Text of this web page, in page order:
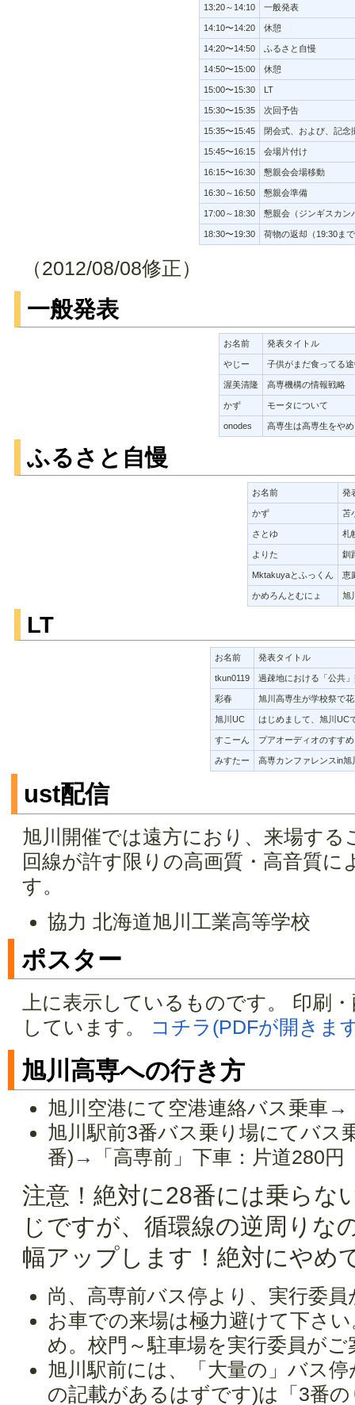
13:20～14:10 一般発表
14:10〜14:20 休憩
14:20〜14:50 ふるさと自慢
14:50〜15:00 休憩
15:00〜15:30 LT
15:30〜15:35 次回予告
15:35〜15:45 閉会式、および、記念
15:45〜16:15 会場片付け
16:15〜16:30 懇親会会場移動
16:30～16:50 懇親会準備
17:00～18:30 懇親会（ジンギスカン
18:30〜19:30 荷物の返却（19:30ま
（2012/08/08修正）
一般発表
お名前 発表タイトル
やじー 子供がまだ食ってる
渥美清隆 高専機構の情報戦略
かず モータについて
onodes 高専生は高専生をや
ふるさと自慢
お名前 発
かず 苫
さとゆ 札
よりた 釧
Mktakuyaとふっくん 恵
かめろんとむにょ 旭
LT
お名前 発表タイトル
tkun0119 過疎地における「公共
彩春 旭川高専生が学校祭で
旭川UC はじめまして、旭川UC
すこーん プアオーディオのすすめ
みすたー 高専カンファレンスin旭
ust配信
旭川開催では遠方におり、来場す
回線が許す限りの高画質・高音質
す。
協力 北海道旭川工業高等学校
ポスター
上に表示しているものです。 印刷
しています。
コチラ(PDFが開きま
旭川高専への行き方
旭川空港にて空港連絡バス乗車→
旭川駅前3番バス乗り場にてバス
番)→「高専前」下車：片道280円
注意！絶対に28番には乗らな
じですが、循環線の逆周りな
幅アップします！絶対にやめ
尚、高専前バス停より、実行委
お車での来場は極力避けて下さ
め。校門～駐車場を実行委員が
旭川駅前には、「大量の」バス
の記載があるはずです)は「3番